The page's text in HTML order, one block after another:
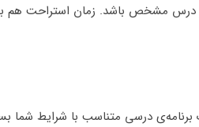
درسی متناسب با شرایط شما